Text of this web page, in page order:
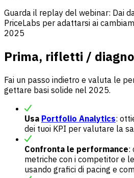
Guarda il replay del webinar: Dai
PriceLabs per adattarsi ai
2025
Prima, rifletti /
Fai un passo indietro e valuta le
gettare basi solide nel 2025.
Usa Portfolio Analytics:
dei tuoi KPI per valutare la
Confronta le performance:
metriche con i competitor e
usando grafici di pacing e